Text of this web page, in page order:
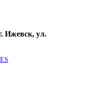
Ижевск, ул.